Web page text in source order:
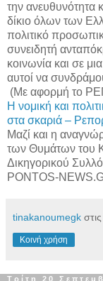
την ανευθυνότητα
δίκιο όλων των
πολιτικό
συνειδητή
κοινωνία και σε
αυτοί να
(Με αφορμή το
Η νομική και
στα σκαριά –
Μαζί και η
των Θυμάτων του
Δικηγορικού
PONTOS-
tinakanoumegk στις
Κοινή χρήση
Τρίτη 20